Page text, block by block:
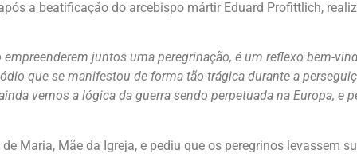
a beatificação do arcebispo mártir Eduard Profittlich,
juntos uma peregrinação, é um reflexo bem-
que se manifestou de forma tão trágica durante a
vemos a lógica da guerra sendo perpetuada na Europa, e
Maria, Mãe da Igreja, e pediu que os peregrinos levassem